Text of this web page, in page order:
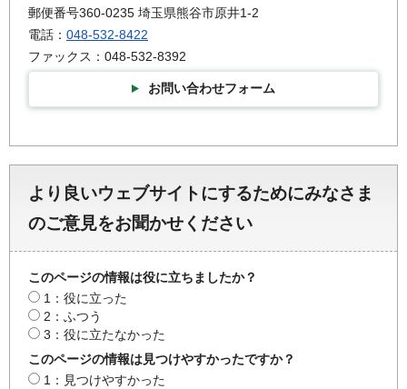
郵便番号360-0235 埼玉県熊谷市原井1-2
電話： 048-532-8422
ファックス：048-532-8392
お問い合わせフォーム
より良いウェブサイトにするためにみなさま
のご意見をお聞かせください
このページの情報は役に立ちましたか？
1：役に立った
2：ふつう
3：役に立たなかった
このページの情報は見つけやすかったですか？
1：見つけやすかった